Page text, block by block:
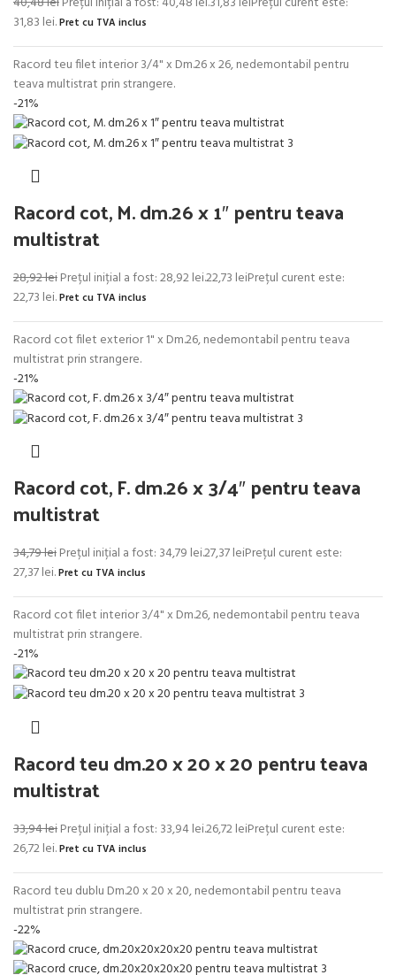
31,83 lei.Pret cu TVA inclus
Racord teu filet interior 3/4" x Dm.26 x 26, nedemontabil pentru
teava multistrat prin strangere.
-21%
Racord cot, M. dm.26 x 1″ pentru teava
multistrat
28,92leiPrețul inițial a fost: 28,92 lei.22,73 leiPrețul curent este:
22,73 lei.Pret cu TVA inclus
Racord cot filet exterior 1" x Dm.26, nedemontabil pentru teava
multistrat prin strangere.
-21%
Racord cot, F. dm.26 x 3/4″ pentru teava
multistrat
34,79leiPrețul inițial a fost: 34,79 lei.27,37leiPrețul curent este:
27,37 lei.Pret cu TVA inclus
Racord cot filet interior 3/4" x Dm.26, nedemontabil pentru teava
multistrat prin strangere.
-21%
Racord teu dm.20 x 20 x 20 pentru teava
multistrat
33,94leiPrețul inițial a fost: 33,94 lei.26,72leiPrețul curent este:
26,72 lei.Pret cu TVA inclus
Racord teu dublu Dm.20 x 20 x 20, nedemontabil pentru teava
multistrat prin strangere.
-22%